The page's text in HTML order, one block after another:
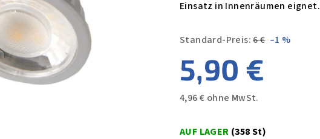
Einsatz in Innenräumen eignet.
Standard-Preis: 6 € –1 %
5,90 €
4,96 € ohne MwSt.
AUF LAGER (358 St)